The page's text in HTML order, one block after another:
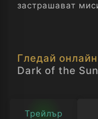
застрашават
Гледай онлайн
Dark of the Sun
Трейлър